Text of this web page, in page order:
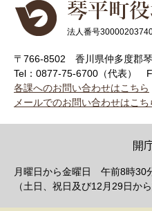
法人番号
〒766-8502 香川県仲多度郡
Tel：0877-75-6700（代表）
各課へのお問い合わせはこちら
メールでのお問い合わせはこち
開
月曜日から金曜日 午前8時30
（土日、祝日及び12月29日か